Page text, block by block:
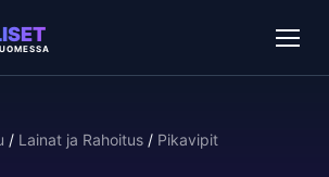
/ Lainat ja Rahoitus / Pikavipit